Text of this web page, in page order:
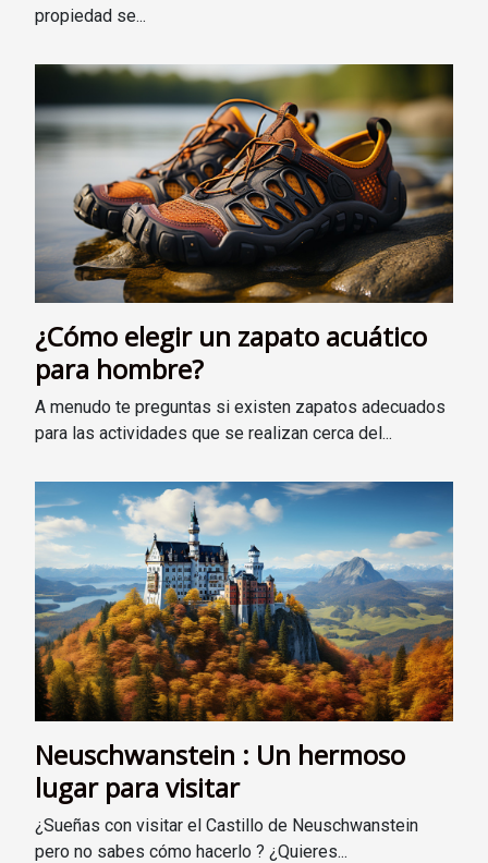
propiedad se...
¿Cómo elegir un zapato acuático
para hombre?
A menudo te preguntas si existen zapatos adecuados
para las actividades que se realizan cerca del...
Neuschwanstein : Un hermoso
lugar para visitar
¿Sueñas con visitar el Castillo de Neuschwanstein
pero no sabes cómo hacerlo ? ¿Quieres...